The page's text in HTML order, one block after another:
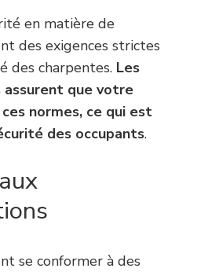
en matière de
des exigences strictes
des charpentes. Les
assurent que votre
normes, ce qui est
des occupants.
se conformer à des